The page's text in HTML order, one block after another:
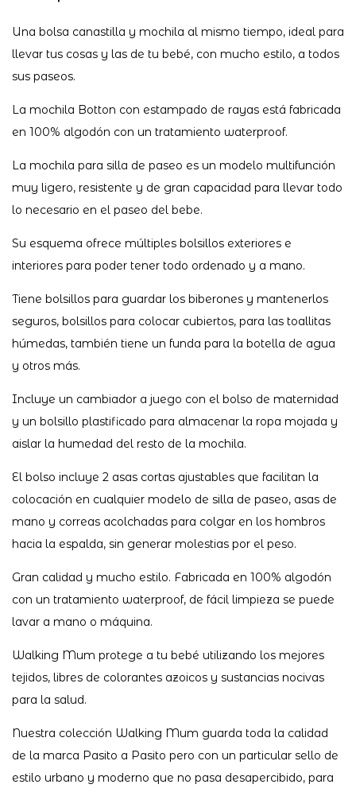
Una bolsa canastilla y mochila al mismo tiempo, ideal para
llevar tus cosas y las de tu bebé, con mucho estilo, a todos
sus paseos.
La mochila Botton con estampado de rayas está fabricada
en 100% algodón con un tratamiento waterproof.
La mochila para silla de paseo es un modelo multifunción
muy ligero, resistente y de gran capacidad para llevar todo
lo necesario en el paseo del bebe.
Su esquema ofrece múltiples bolsillos exteriores e
interiores para poder tener todo ordenado y a mano.
Tiene bolsillos para guardar los biberones y mantenerlos
seguros, bolsillos para colocar cubiertos, para las toallitas
húmedas, también tiene un funda para la botella de agua
y otros más.
Incluye un cambiador a juego con el bolso de maternidad
y un bolsillo plastificado para almacenar la ropa mojada y
aislar la humedad del resto de la mochila.
El bolso incluye 2 asas cortas ajustables que facilitan la
colocación en cualquier modelo de silla de paseo, asas de
mano y correas acolchadas para colgar en los hombros
hacia la espalda, sin generar molestias por el peso.
Gran calidad y mucho estilo. Fabricada en 100% algodón
con un tratamiento waterproof, de fácil limpieza se puede
lavar a mano o máquina.
Walking Mum protege a tu bebé utilizando los mejores
tejidos, libres de colorantes azoicos y sustancias nocivas
para la salud.
Nuestra colección Walking Mum guarda toda la calidad
de la marca Pasito a Pasito pero con un particular sello de
estilo urbano y moderno que no pasa desapercibido, para